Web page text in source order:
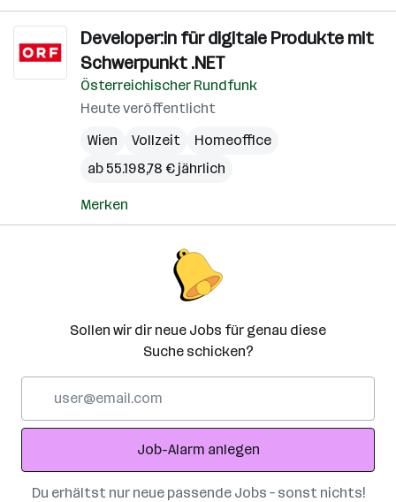
Developer:in für digitale Produkte mit
Schwerpunkt .NET
Österreichischer Rundfunk
Heute veröffentlicht
Wien
Vollzeit
Homeoffice
ab 55.198,78 € jährlich
Merken
Sollen wir dir neue Jobs für genau diese
Suche schicken?
Adresse
Job-Alarm anlegen
Du erhältst nur neue passende Jobs – sonst nichts!